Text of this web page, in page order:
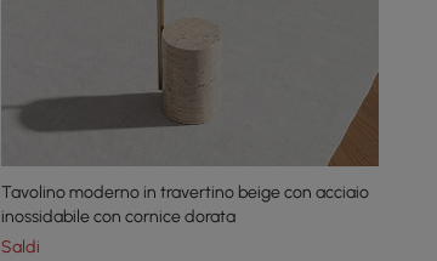
Tavolino moderno in travertino beige con acciaio
inossidabile con cornice dorata
Saldi